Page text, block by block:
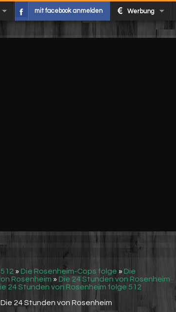
mit facebook anmelden Werbung
» Die Rosenheim-Cops folge » Die
Rosenheim » Die 24 Stunden von Rosenheim
24 Stunden von Rosenheim folge 512
24 Stunden von Rosenheim